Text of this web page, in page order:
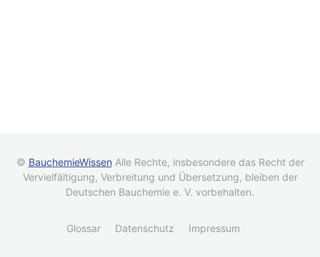
© BauchemieWissen Alle Rechte, insbesondere das Recht der
Vervielfältigung, Verbreitung und Übersetzung, bleiben der
Deutschen Bauchemie e. V. vorbehalten.
Glossar Datenschutz Impressum